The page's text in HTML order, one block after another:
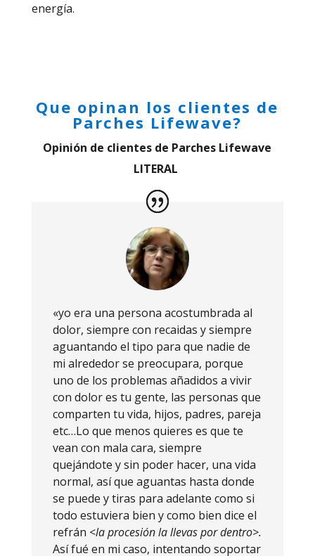
energía.
Que opinan los clientes de
Parches Lifewave?
Opinión de clientes de Parches Lifewave
LITERAL
«yo era una persona acostumbrada al
dolor, siempre con recaidas y siempre
aguantando el tipo para que nadie de
mi alrededor se preocupara, porque
uno de los problemas añadidos a vivir
con dolor es tu gente, las personas que
comparten tu vida, hijos, padres, pareja
etc…Lo que menos quieres es que te
vean con mala cara, siempre
quejándote y sin poder hacer, una vida
normal, así que aguantas hasta donde
se puede y tiras para adelante como si
todo estuviera bien y como bien dice el
refrán <la procesión la llevas por dentro>.
Así fué en mi caso, intentando soportar